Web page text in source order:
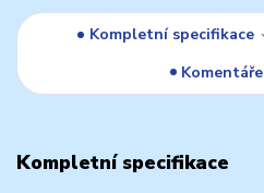
Kompletní specifikace
Komentáře
Kompletní specifikace